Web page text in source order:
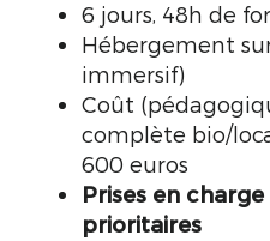
6 jours, 48h de
Hébergement
immersif)
Coût
complète bio/
600 euros
Prises en
prioritaires